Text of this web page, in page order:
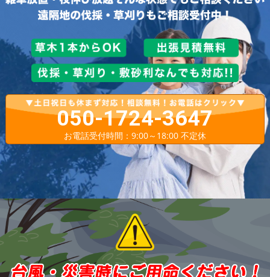
050-1724-3647
お電話受付時間：9:00～18:00 不定休